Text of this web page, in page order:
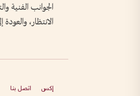
الجوانب الفنية
الانتظار، والعودة
إكس
اتصل بنا